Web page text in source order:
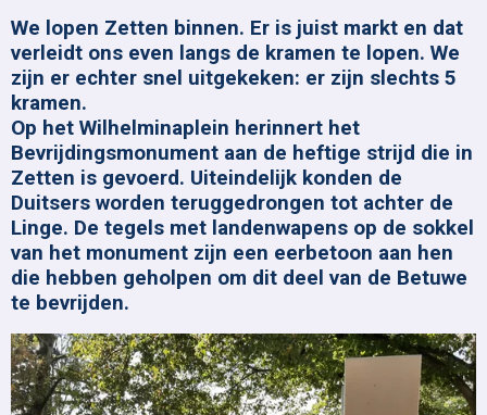
We lopen Zetten binnen. Er is juist markt en dat
verleidt ons even langs de kramen te lopen. We
zijn er echter snel uitgekeken: er zijn slechts 5
kramen.
Op het Wilhelminaplein herinnert het
Bevrijdingsmonument aan de heftige strijd die in
Zetten is gevoerd. Uiteindelijk konden de
Duitsers worden teruggedrongen tot achter de
Linge. De tegels met landenwapens op de sokkel
van het monument zijn een eerbetoon aan hen
die hebben geholpen om dit deel van de Betuwe
te bevrijden.